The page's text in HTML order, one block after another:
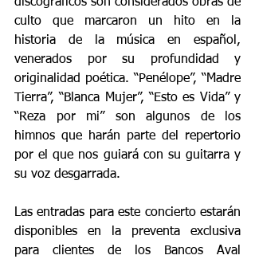
culto que marcaron un hito en la
historia de la música en español,
venerados por su profundidad y
originalidad poética. “Penélope”, “Madre
Tierra”, “Blanca Mujer”, “Esto es Vida” y
“Reza por mi” son algunos de los
himnos que harán parte del repertorio
por el que nos guiará con su guitarra y
su voz desgarrada.
Las entradas para este concierto estarán
disponibles en la preventa exclusiva
para clientes de los Bancos Aval